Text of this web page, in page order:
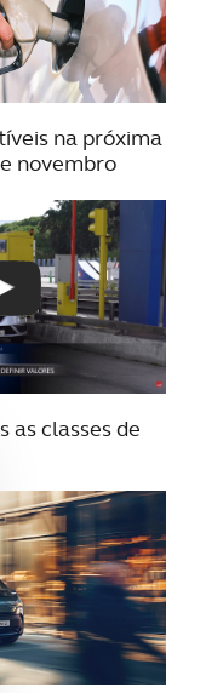
na próxima
novembro
as classes de